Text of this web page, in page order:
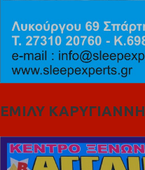
ΕΜΙΛΥ ΚΑΡΥΓΙΑΝΝΗ